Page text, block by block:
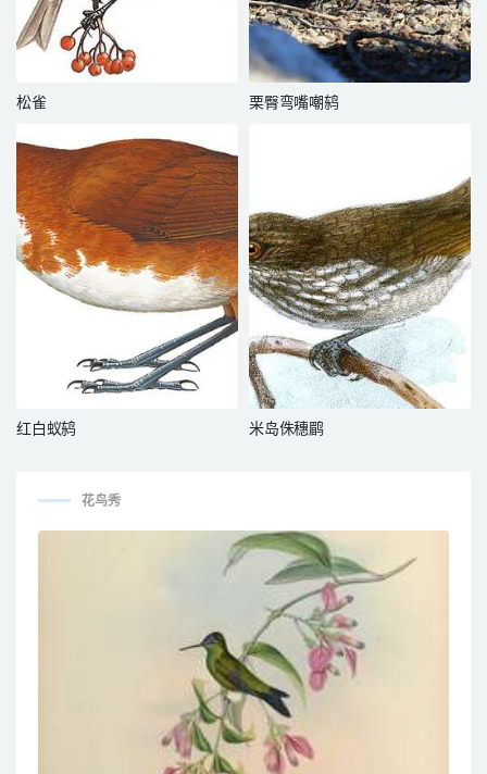
松雀 栗臀弯嘴嘲鸫
红白蚁鸫 米岛侏穗鹛
花鸟秀